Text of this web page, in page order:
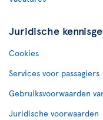
Juridische
Cookies
Services voor passagiers
Gebruiksvoorwaarden
Juridische voorwaarden